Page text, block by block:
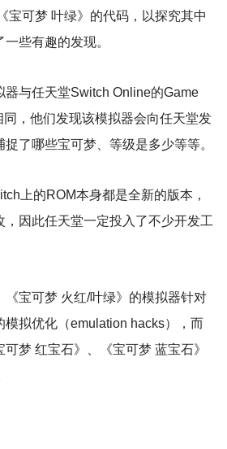
宝可梦 叶绿》的代码，以探究其中
些有趣的发现。
器与任天堂Switch Online的Game
同，他们发现该模拟器会向任天堂发
了哪些宝可梦、等级是多少等等。
上的ROM本身都是全新的版本，
因此任天堂一定投入了不少开发工
《宝可梦 火红/叶绿》的模拟器针对
模拟优化（emulation hacks），而
梦 红宝石》、《宝可梦 蓝宝石》